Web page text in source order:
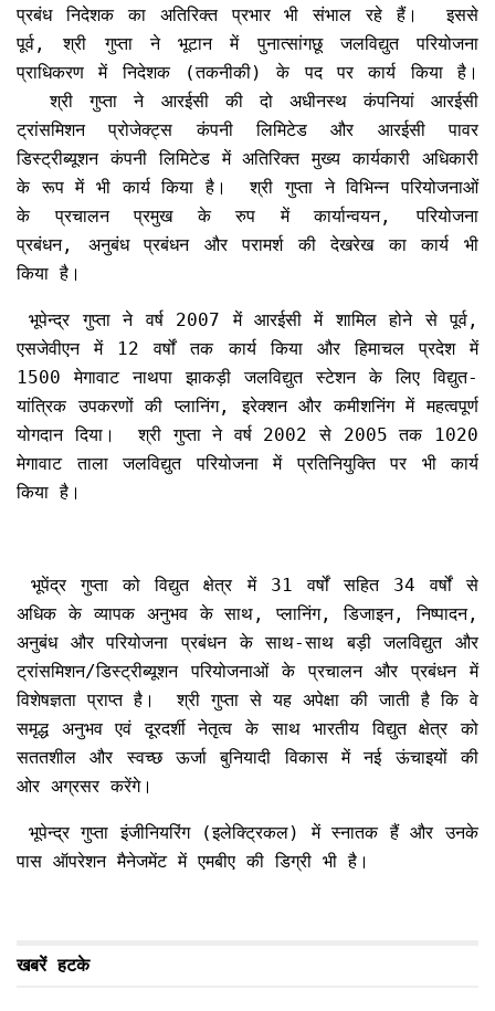
प्रबंध निदेशक का अतिरिक्त प्रभार भी संभाल रहे हैं। इससे
पूर्व, श्री गुप्ता ने भूटान में पुनात्सांगछू जलविद्युत परियोजना
प्राधिकरण में निदेशक (तकनीकी) के पद पर कार्य किया है।
श्री गुप्ता ने आरईसी की दो अधीनस्थ कंपनियां आरईसी
ट्रांसमिशन प्रोजेक्ट्स कंपनी लिमिटेड और आरईसी पावर
डिस्ट्रीब्यूशन कंपनी लिमिटेड में अतिरिक्त मुख्य कार्यकारी अधिकारी
के रूप में भी कार्य किया है। श्री गुप्ता ने विभिन्न परियोजनाओं
के प्रचालन प्रमुख के रुप में कार्यान्वयन, परियोजना
प्रबंधन, अनुबंध प्रबंधन और परामर्श की देखरेख का कार्य भी
किया है।
भूपेन्द्र गुप्ता ने वर्ष 2007 में आरईसी में शामिल होने से पूर्व,
एसजेवीएन में 12 वर्षों तक कार्य किया और हिमाचल प्रदेश में
1500 मेगावाट नाथपा झाकड़ी जलविद्युत स्टेशन के लिए विद्युत-
यांत्रिक उपकरणों की प्लानिंग, इरेक्शन और कमीशनिंग में महत्वपूर्ण
योगदान दिया। श्री गुप्ता ने वर्ष 2002 से 2005 तक 1020
मेगावाट ताला जलविद्युत परियोजना में प्रतिनियुक्ति पर भी कार्य
किया है।
भूपेंद्र गुप्ता को विद्युत क्षेत्र में 31 वर्षों सहित 34 वर्षों से
अधिक के व्यापक अनुभव के साथ, प्लानिंग, डिजाइन, निष्पादन,
अनुबंध और परियोजना प्रबंधन के साथ-साथ बड़ी जलविद्युत और
ट्रांसमिशन/डिस्ट्रीब्यूशन परियोजनाओं के प्रचालन और प्रबंधन में
विशेषज्ञता प्राप्त है। श्री गुप्ता से यह अपेक्षा की जाती है कि वे
समृद्ध अनुभव एवं दूरदर्शी नेतृत्व के साथ भारतीय विद्युत क्षेत्र को
सततशील और स्वच्छ ऊर्जा बुनियादी विकास में नई ऊंचाइयों की
ओर अग्रसर करेंगे।
भूपेन्द्र गुप्ता इंजीनियरिंग (इलेक्ट्रिकल) में स्नातक हैं और उनके
पास ऑपरेशन मैनेजमेंट में एमबीए की डिग्री भी है।
खबरें हटके